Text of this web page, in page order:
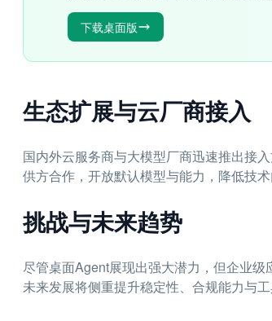
下载桌面版
生态扩展与云厂商接入
国内外云服务商与大模型厂商迅速推出接
供方合作，开放默认模型与能力，降低技术
挑战与未来趋势
尽管桌面Agent展现出强大潜力，但企业级
未来发展将侧重提升稳定性、合规能力与